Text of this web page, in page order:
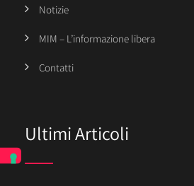
Notizie
MIM – L’informazione libera
Contatti
Ultimi Articoli